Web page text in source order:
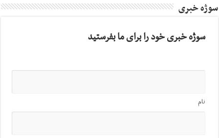
سوژه خبری
سوژه خبری خود را برای ما بفرستید
نام